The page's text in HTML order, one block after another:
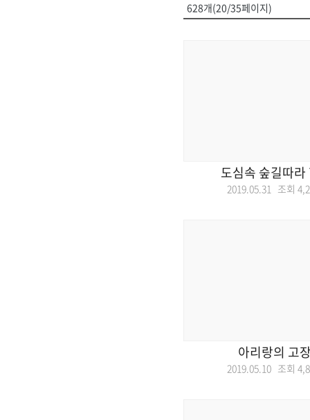
628개(20/35페이지)
도심속 숲길따라
2019.05.31 조회
아리랑의 고
2019.05.10 조회